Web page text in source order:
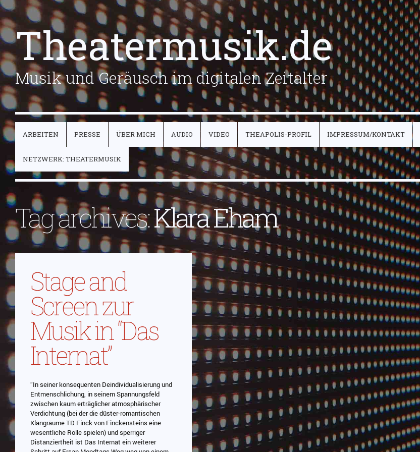
Theatermusik.de
Musik und Geräusch im digitalen Zeitalter
ARBEITEN PRESSE ÜBER MICH AUDIO VIDEO THEAPOLIS-PROFIL IMPRESSUM/KONTAKT
NETZWERK: THEATERMUSIK
Tag archives:Klara Eham
Stage and
Screen zur
Musik in “Das
Internat”
“In seiner konsequenten Deindividualisierung und
Entmenschlichung, in seinem Spannungsfeld
zwischen kaum erträglicher atmosphärischer
Verdichtung (bei der die düster-romantischen
Klangräume TD Finck von Finckensteins eine
wesentliche Rolle spielen) und sperriger
Distanziertheit ist Das Internat ein weiterer